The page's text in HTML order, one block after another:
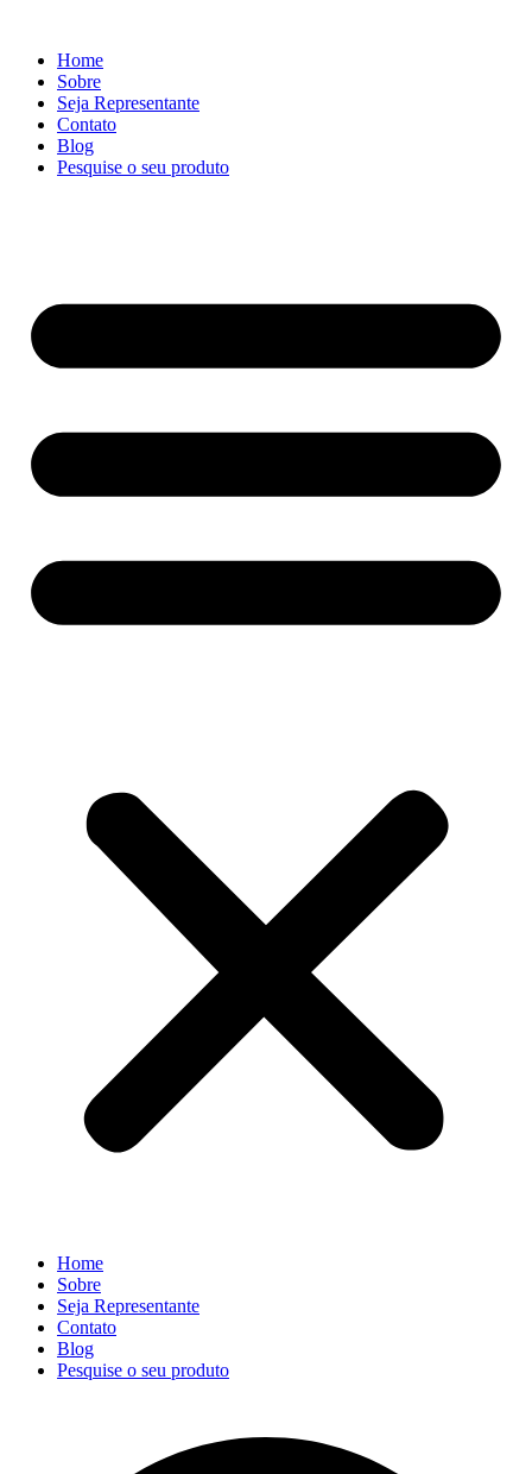
conteúdo
Home
Sobre
Seja Representante
Contato
Blog
Pesquise o seu produto
Home
Sobre
Seja Representante
Contato
Blog
Pesquise o seu produto